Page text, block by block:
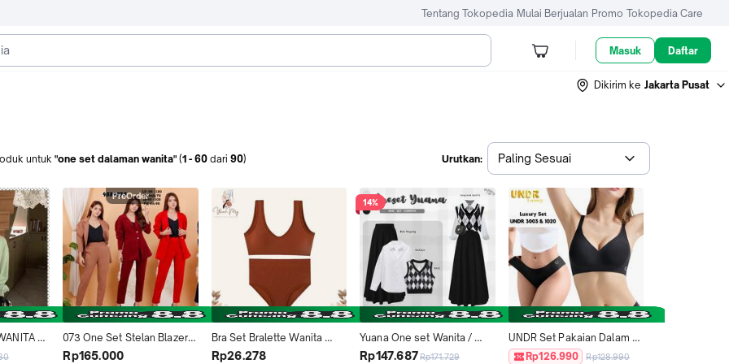
Tentang Tokopedia Mulai Berjualan Promo Tokopedia Care
Masuk Daftar
Dikirim ke Jakarta Pusat
untuk "one set dalaman wanita" (1 -60 dari 90) Urutkan: Paling Sesuai
PreOrder
073 One Set Stelan Blazer
Celana Panjang Tangan Paff
Rp165.000
Bra Set Bralette Wanita
Bahan Lace Set Pakaian
Rp26.278
14%
Yuana One set Wanita /
Outer Vest Rajut Tebal /
Rp147.687Rp171.729
UNDR Set Pakaian Dalam
Seamless Wanita Luxury 1
Rp126.990 Rp128.990